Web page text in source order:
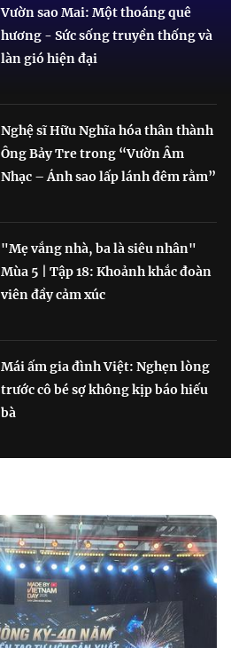
Vườn sao Mai: Một thoáng quê
hương - Sức sống truyền thống và
làn gió hiện đại
Nghệ sĩ Hữu Nghĩa hóa thân thành
Ông Bảy Tre trong “Vườn Âm
Nhạc – Ánh sao lấp lánh đêm rằm”
"Mẹ vắng nhà, ba là siêu nhân"
Mùa 5 | Tập 18: Khoảnh khắc đoàn
viên đầy cảm xúc
Mái ấm gia đình Việt: Nghẹn lòng
trước cô bé sợ không kịp báo hiếu
bà